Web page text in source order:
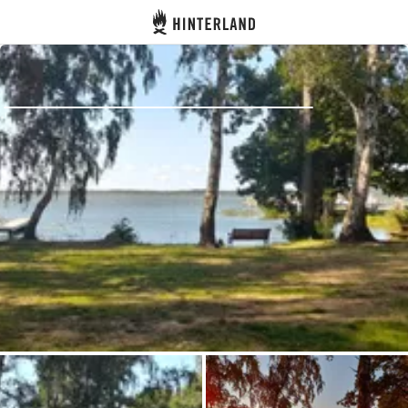
Hinterland
Se connecter
Créer un compte
Devenir hôte·sse
Emplacements
Hébergements
Routes